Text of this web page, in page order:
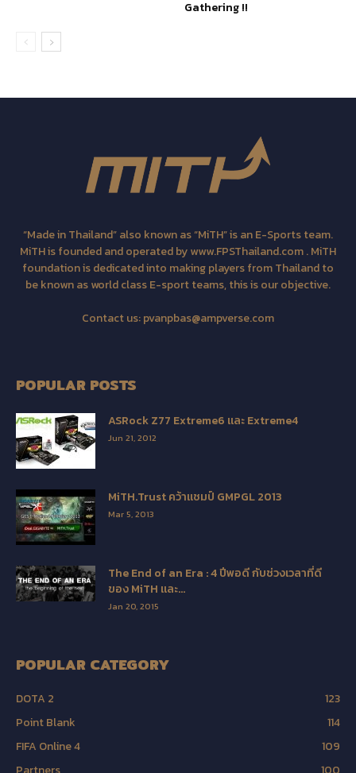
Gathering !!
“Made in Thailand” also known as “MiTH” is an E-Sports team.
MiTH is founded and operated by www.FPSThailand.com . MiTH
foundation is dedicated into making players from Thailand to
be known as world class E-sport teams, this is our objective.
Contact us:pvanpbas@ampverse.com
POPULAR POSTS
ASRock Z77 Extreme6 และ Extreme4
Jun 21, 2012
MiTH.Trust คว้าแชมป์ GMPGL 2013
Mar 5, 2013
The End of an Era : 4 ปีพอดี กับช่วงเวลาที่ดี
ของ MiTH และ...
Jan 20, 2015
POPULAR CATEGORY
DOTA 2
123
Point Blank
114
FIFA Online 4
109